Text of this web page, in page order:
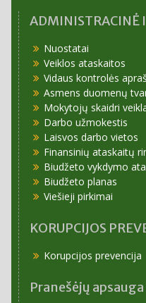
ADMINISTRACINĖ
Nuostatai
Veiklos ataskaitos
Vidaus kontrolės
Asmens duomenų
Mokytojų skaidri
Darbo užmokestis
Laisvos darbo vietos
Finansinių ataskaitų
Biudžeto vykdymo
Biudžeto planas
Viešieji pirkimai
KORUPCIJOS
Korupcijos prevencija
Pranešėjų apsauga